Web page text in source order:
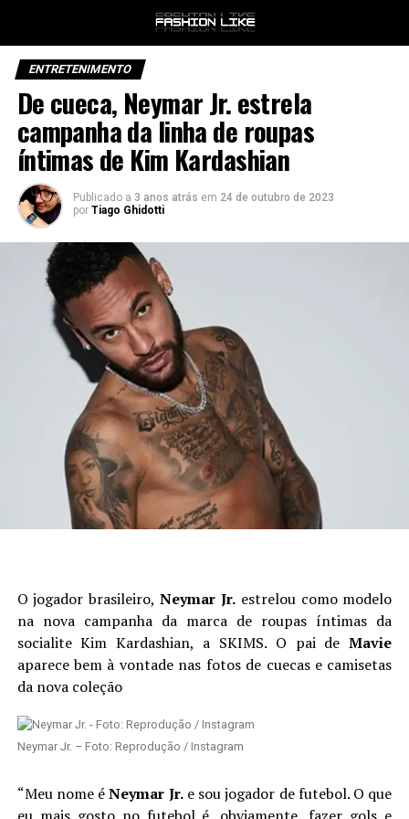
ENTRETENIMENTO
De cueca, Neymar Jr. estrela
campanha da linha de roupas
íntimas de Kim Kardashian
Publicado a 3 anos atrás em 24 de outubro de 2023
por Tiago Ghidotti
O jogador brasileiro,Neymar Jr.estrelou como modelo
na nova campanha da marca de roupas íntimas da
socialite Kim Kardashian, a SKIMS. O pai deMavie
aparece bem à vontade nas fotos de cuecas e camisetas
da nova coleção
Neymar Jr. – Foto: Reprodução / Instagram
“Meu nome éNeymar Jr.e sou jogador de futebol. O que
eu mais gosto no futebol é, obviamente, fazer gols e